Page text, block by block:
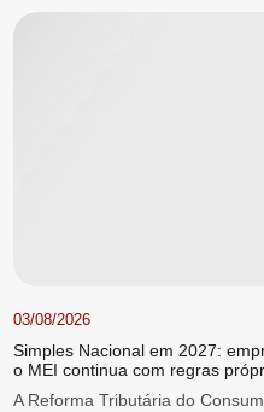
03/08/2026
Simples Nacional em 2027:
o MEI continua com regras
A Reforma Tributária do